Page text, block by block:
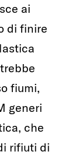
ai
di finire
fiumi,
generi
che
rifiuti di